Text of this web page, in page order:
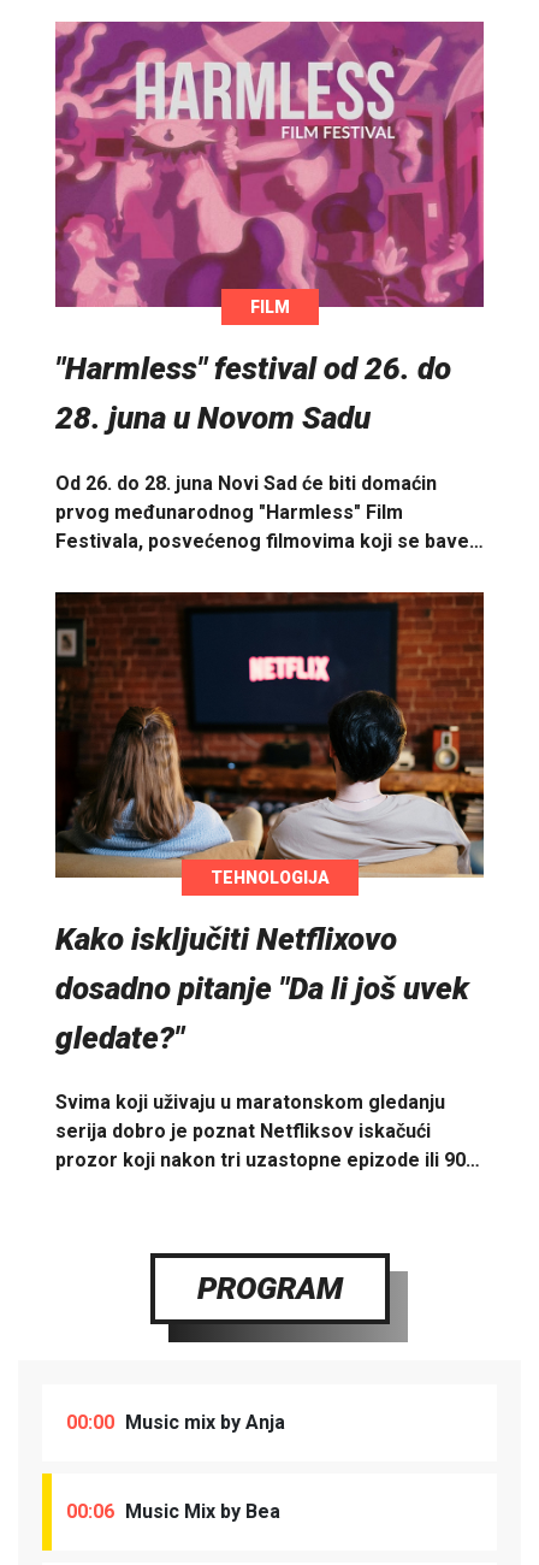
FILM
"Harmless" festival od 26. do
28. juna u Novom Sadu
Od 26. do 28. juna Novi Sad će biti domaćin
prvog međunarodnog "Harmless" Film
Festivala, posvećenog filmovima koji se bave…
TEHNOLOGIJA
Kako isključiti Netflixovo
dosadno pitanje "Da li još uvek
gledate?"
Svima koji uživaju u maratonskom gledanju
serija dobro je poznat Netfliksov iskačući
prozor koji nakon tri uzastopne epizode ili 90…
PROGRAM
00:00 Music mix by Anja
00:06 Music Mix by Bea